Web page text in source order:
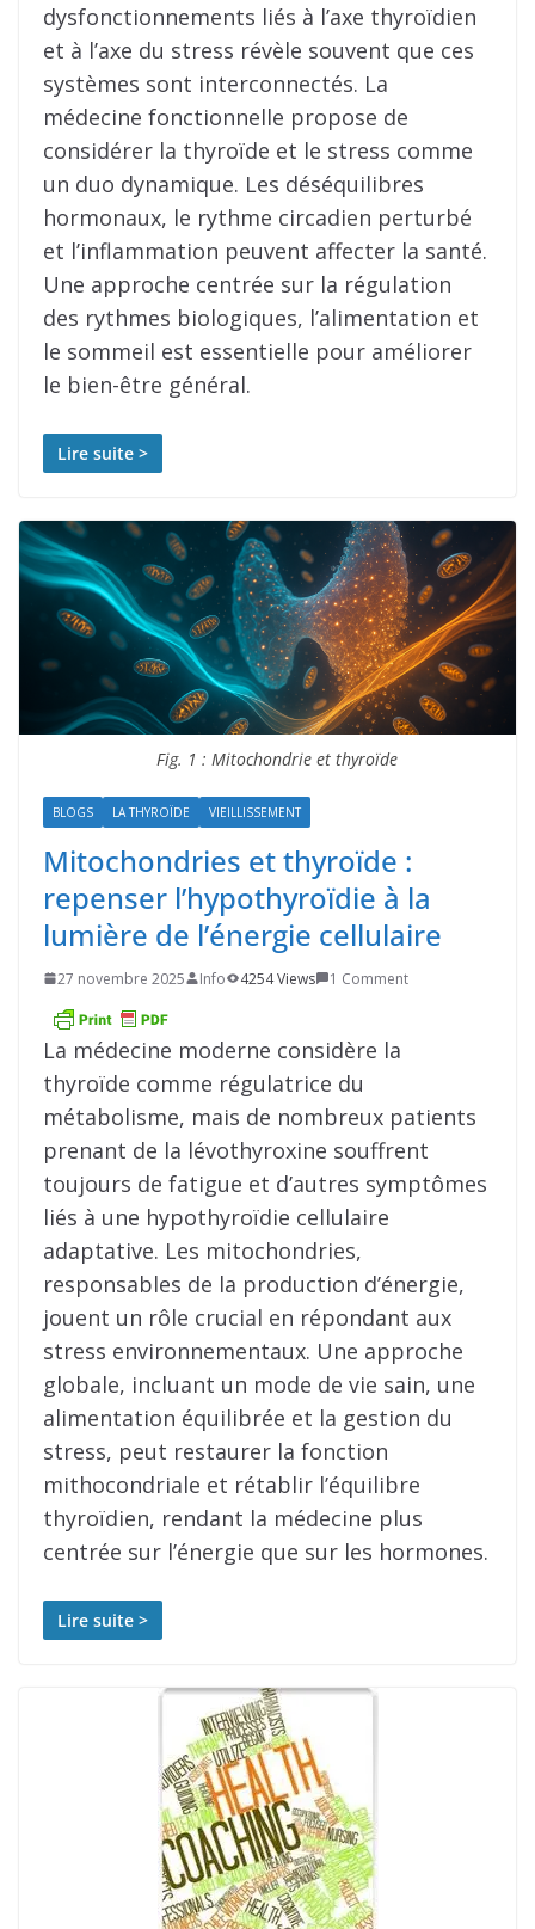
dysfonctionnements liés à l’axe thyroïdien
et à l’axe du stress révèle souvent que ces
systèmes sont interconnectés. La
médecine fonctionnelle propose de
considérer la thyroïde et le stress comme
un duo dynamique. Les déséquilibres
hormonaux, le rythme circadien perturbé
et l’inflammation peuvent affecter la santé.
Une approche centrée sur la régulation
des rythmes biologiques, l’alimentation et
le sommeil est essentielle pour améliorer
le bien-être général.
Lire suite >
Fig. 1 : Mitochondrie et thyroïde
BLOGS LA THYROÏDE VIEILLISSEMENT
Mitochondries et thyroïde :
repenser l’hypothyroïdie à la
lumière de l’énergie cellulaire
27 novembre 2025 Info 4254 Views 1 Comment
La médecine moderne considère la
thyroïde comme régulatrice du
métabolisme, mais de nombreux patients
prenant de la lévothyroxine souffrent
toujours de fatigue et d’autres symptômes
liés à une hypothyroïdie cellulaire
adaptative. Les mitochondries,
responsables de la production d’énergie,
jouent un rôle crucial en répondant aux
stress environnementaux. Une approche
globale, incluant un mode de vie sain, une
alimentation équilibrée et la gestion du
stress, peut restaurer la fonction
mithocondriale et rétablir l’équilibre
thyroïdien, rendant la médecine plus
centrée sur l’énergie que sur les hormones.
Lire suite >